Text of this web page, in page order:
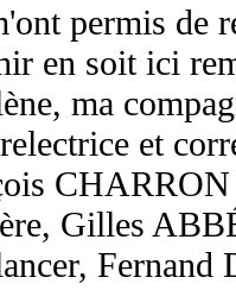
permis de
en soit ici
ma
et
Gilles